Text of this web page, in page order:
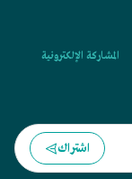
المشاركة الإلكترونية
اشتراك